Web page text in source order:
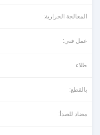
المعالجة الحرارية:
عمل فني:
طلاء:
بالقطع:
مضاد للصدأ: